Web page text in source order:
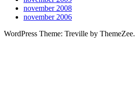
november 2008
november 2006
WordPress Theme: Treville by ThemeZee.